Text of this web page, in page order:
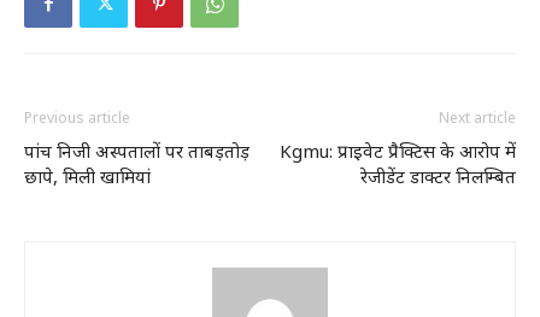
Previous article
पांच निजी अस्पतालों पर ताबड़तोड़
छापे, मिली खामियां
Next article
Kgmu: प्राइवेट प्रैक्टिस के आरोप में
रेजीडेंट डाक्टर निलम्बित